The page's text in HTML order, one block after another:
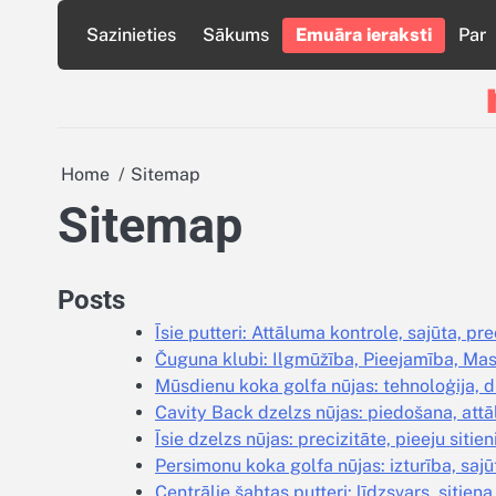
content
Sazinieties Sākums Emuāra ieraksti Par
Home Sitemap
Sitemap
Posts
Īsie putteri: Attāluma kontrole, sajūta,
Čuguna klubi: Ilgmūžība, Pieejamība,
Mūsdienu koka golfa nūjas: tehnoloģija,
Cavity Back dzelzs nūjas: piedošana,
Īsie dzelzs nūjas: precizitāte, pieeju
Persimonu koka golfa nūjas: izturība,